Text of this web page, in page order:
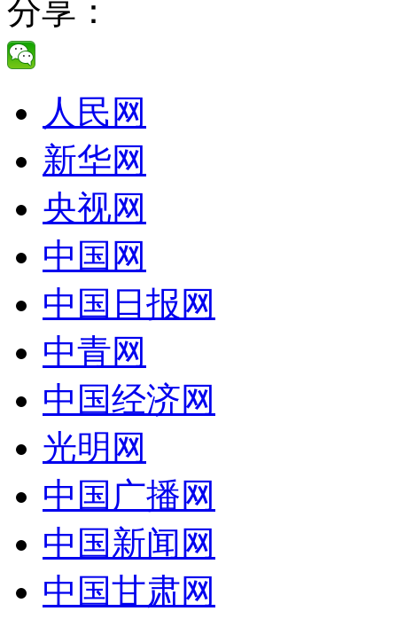
分享：
人民网
新华网
央视网
中国网
中国日报网
中青网
中国经济网
光明网
中国广播网
中国新闻网
中国甘肃网